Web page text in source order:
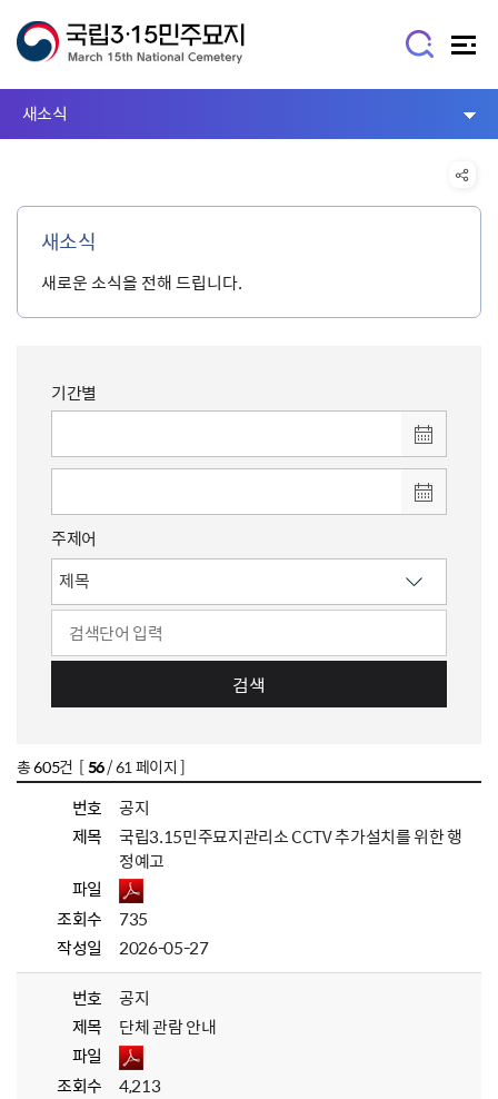
새소식
새소식
새로운 소식을 전해 드립니다.
기간별
주제어
검색
총605건 [56/ 61 페이지 ]
번호
공지
제목
국립3.15민주묘지관리소 CCTV 추가설치를 위한 행
정예고
파일
조회수
735
작성일
2026-05-27
번호
공지
제목
단체 관람 안내
파일
조회수
4,213